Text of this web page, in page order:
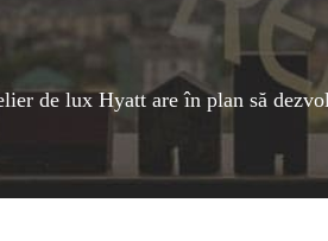
de lux Hyatt are în plan să